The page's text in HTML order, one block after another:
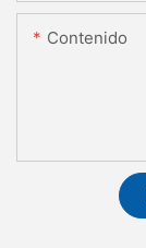
Contenido